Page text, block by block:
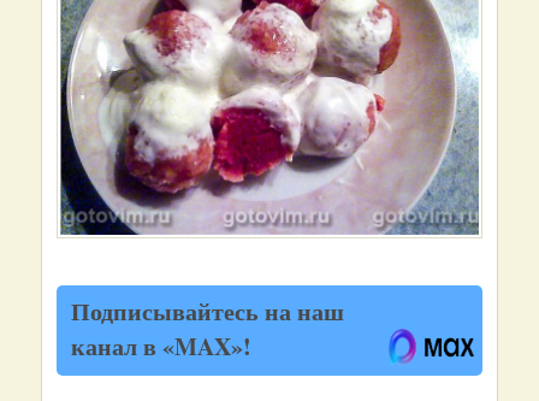
Подписывайтесь на наш
канал в «MAX»!